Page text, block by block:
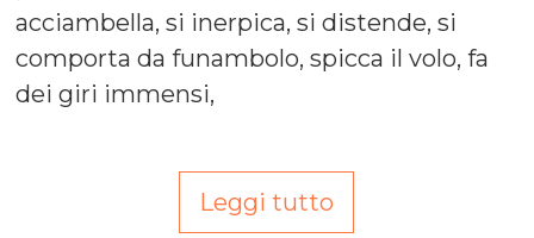
acciambella, si inerpica, si distende, si
comporta da funambolo, spicca il volo, fa
dei giri immensi,
Leggi tutto